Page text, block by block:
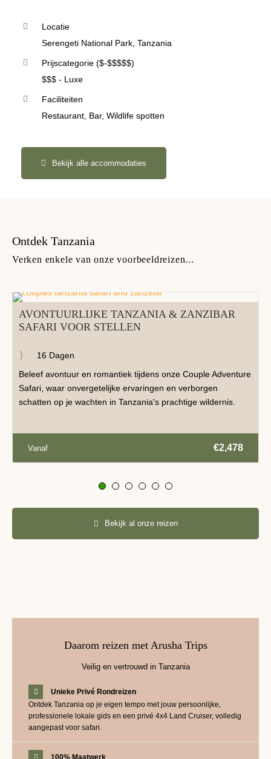
Locatie
Serengeti National Park, Tanzania
Prijscategorie ($-$$$$$)
$$$ - Luxe
Faciliteiten
Restaurant, Bar, Wildlife spotten
Bekijk alle accommodaties
Ontdek Tanzania
Verken enkele van onze voorbeeldreizen...
AVONTUURLIJKE TANZANIA & ZANZIBAR
SAFARI VOOR STELLEN
16 Dagen
Beleef avontuur en romantiek tijdens onze Couple Adventure
Safari, waar onvergetelijke ervaringen en verborgen
schatten op je wachten in Tanzania's prachtige wildernis.
Vanaf €2,478
Bekijk al onze reizen
Daarom reizen met Arusha Trips
Veilig en vertrouwd in Tanzania
Unieke Privé Rondreizen
Ontdek Tanzania op je eigen tempo met jouw persoonlijke,
professionele lokale gids en een privé 4x4 Land Cruiser, volledig
aangepast voor safari.